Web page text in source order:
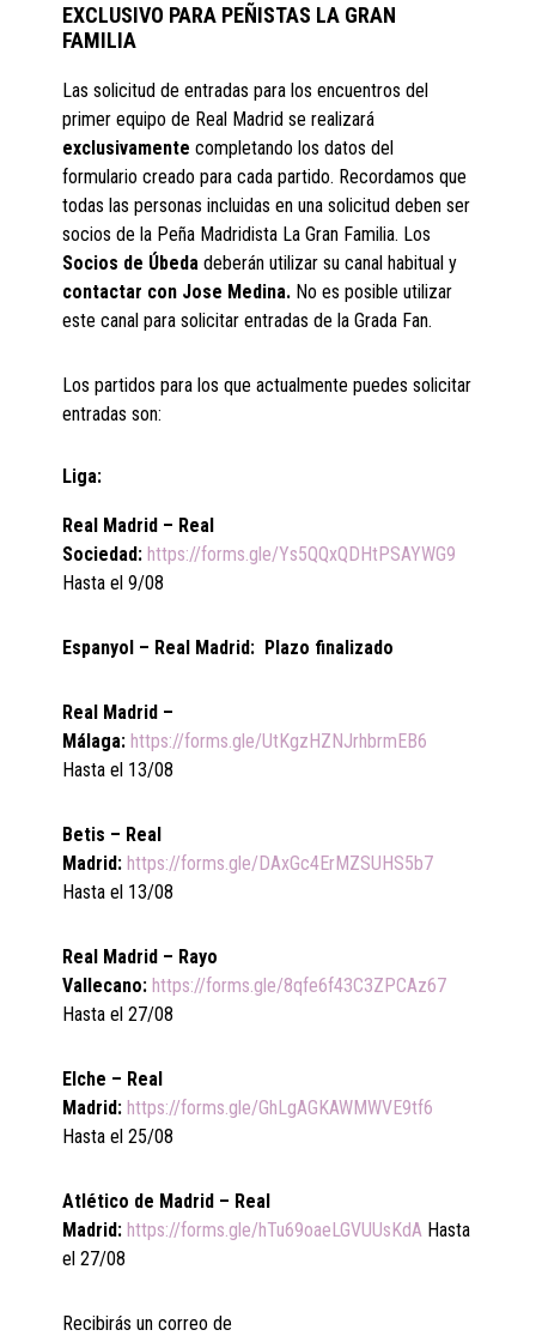
EXCLUSIVO PARA PEÑISTAS LA GRAN
FAMILIA
Las solicitud de entradas para los encuentros del
primer equipo de Real Madrid se realizará
exclusivamente completando los datos del
formulario creado para cada partido. Recordamos que
todas las personas incluidas en una solicitud deben ser
socios de la Peña Madridista La Gran Familia. Los
Socios de Úbeda deberán utilizar su canal habitual y
contactar con Jose Medina. No es posible utilizar
este canal para solicitar entradas de la Grada Fan.
Los partidos para los que actualmente puedes solicitar
entradas son:
Liga:
Real Madrid – Real
Sociedad: https://forms.gle/Ys5QQxQDHtPSAYWG9
Hasta el 9/08
Espanyol – Real Madrid: Plazo finalizado
Real Madrid –
Málaga: https://forms.gle/UtKgzHZNJrhbrmEB6
Hasta el 13/08
Betis – Real
Madrid: https://forms.gle/DAxGc4ErMZSUHS5b7
Hasta el 13/08
Real Madrid – Rayo
Vallecano:https://forms.gle/8qfe6f43C3ZPCAz67
Hasta el 27/08
Elche – Real
Madrid: https://forms.gle/GhLgAGKAWMWVE9tf6
Hasta el 25/08
Atlético de Madrid – Real
Madrid: https://forms.gle/hTu69oaeLGVUUsKdA Hasta
el 27/08
Recibirás un correo de